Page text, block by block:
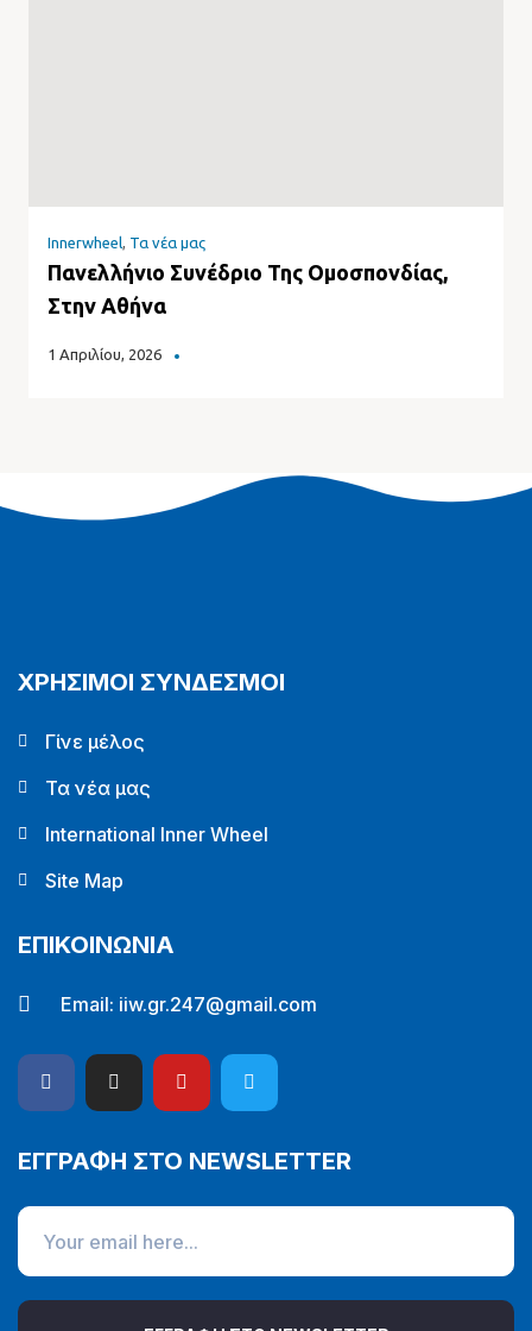
Innerwheel, Τα νέα μας
Πανελλήνιο Συνέδριο Της Ομοσπονδίας,
Στην Αθήνα
1 Απριλίου, 2026
ΧΡΗΣΙΜΟΙ ΣΥΝΔΕΣΜΟΙ
Γίνε μέλος
Τα νέα μας
International Inner Wheel
Site Map
ΕΠΙΚΟΙΝΩΝΙΑ
Email: iiw.gr.247@gmail.com
ΕΓΓΡΑΦΗ ΣΤΟ NEWSLETTER